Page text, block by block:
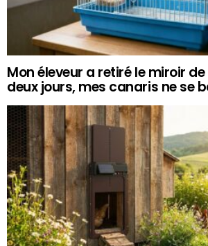
Mon éleveur a retiré le miroir
deux jours, mes canaris ne se